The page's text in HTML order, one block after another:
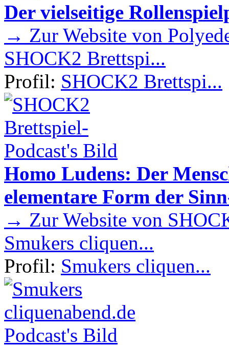
Der vielseitige
→ Zur Website von
SHOCK2 Brettspi...
Profil: SHOCK2 Brettspi...
Homo Ludens: Der
elementare Form der
→ Zur Website von
Smukers cliquen...
Profil: Smukers cliquen...